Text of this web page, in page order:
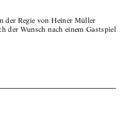
der Regie von Heiner Müller
der Wunsch nach einem Gastspiel